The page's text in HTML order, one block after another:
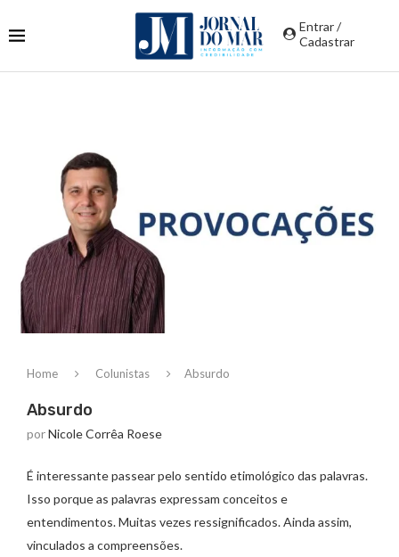
Entrar /
Cadastrar
Home Colunistas Absurdo
Absurdo
porNicole Corrêa Roese
É interessante passear pelo sentido etimológico das palavras.
Isso porque as palavras expressam conceitos e
entendimentos. Muitas vezes ressignificados. Ainda assim,
vinculados a compreensões.